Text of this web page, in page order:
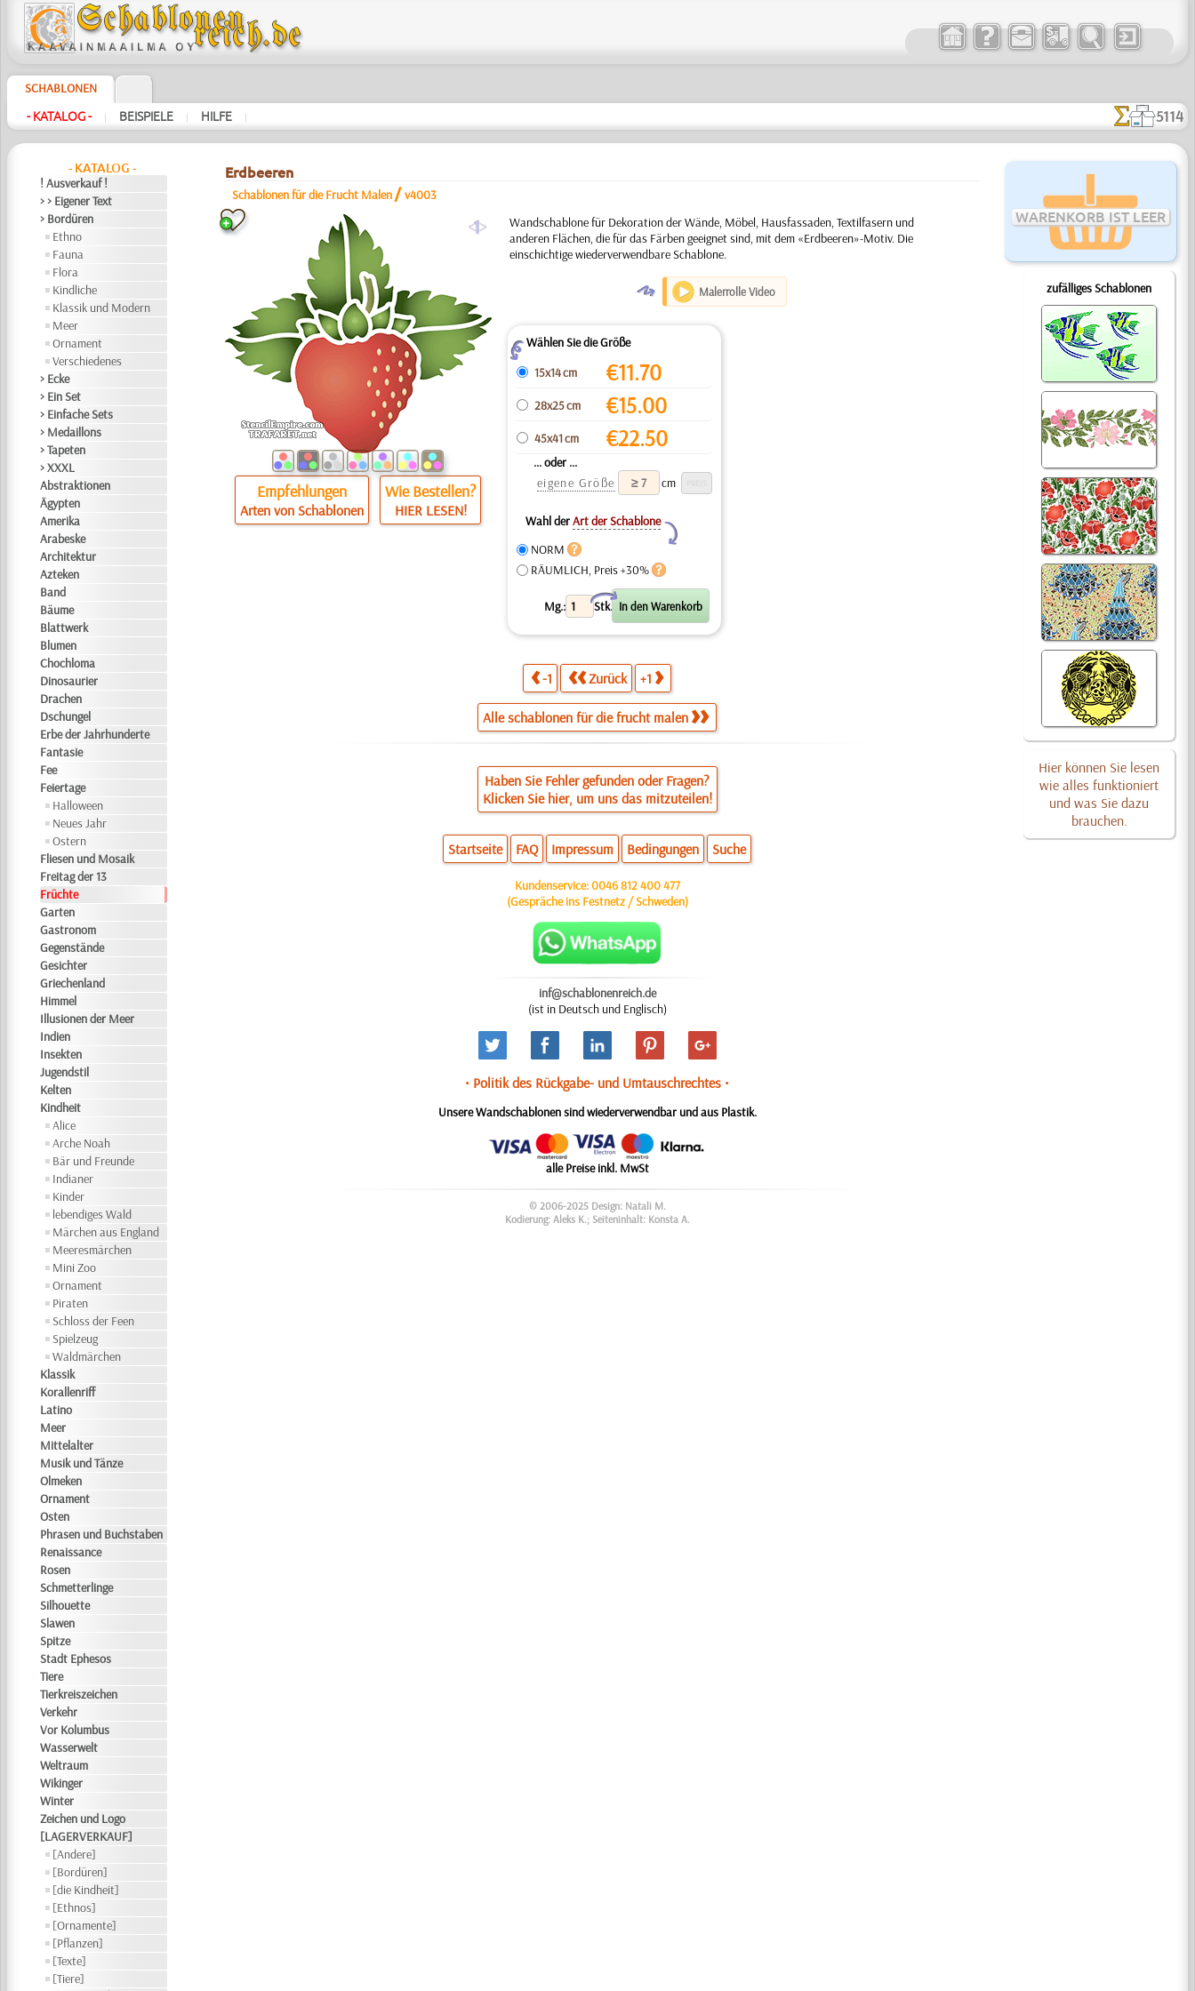
SCHABLONEN
- KATALOG - | BEISPIELE | HILFE | 5114
- KATALOG -
! Ausverkauf !
> > Eigener Text
> Bordüren
Ethno
Fauna
Flora
Kindliche
Klassik und Modern
Meer
Ornament
Verschiedenes
> Ecke
> Ein Set
> Einfache Sets
> Medaillons
> Tapeten
> XXXL
Abstraktionen
Ägypten
Amerika
Arabeske
Architektur
Azteken
Band
Bäume
Blattwerk
Blumen
Chochloma
Dinosaurier
Drachen
Dschungel
Erbe der Jahrhunderte
Fantasie
Fee
Feiertage
Halloween
Neues Jahr
Ostern
Fliesen und Mosaik
Freitag der 13
Früchte
Garten
Gastronom
Gegenstände
Gesichter
Griechenland
Himmel
Illusionen der Meer
Indien
Insekten
Jugendstil
Kelten
Kindheit
Alice
Arche Noah
Bär und Freunde
Indianer
Kinder
lebendiges Wald
Märchen aus England
Meeresmärchen
Mini Zoo
Ornament
Piraten
Schloss der Feen
Spielzeug
Waldmärchen
Klassik
Korallenriff
Latino
Meer
Mittelalter
Musik und Tänze
Olmeken
Ornament
Osten
Phrasen und Buchstaben
Renaissance
Rosen
Schmetterlinge
Silhouette
Slawen
Spitze
Stadt Ephesos
Tiere
Tierkreiszeichen
Verkehr
Vor Kolumbus
Wasserwelt
Weltraum
Wikinger
Winter
Zeichen und Logo
[LAGERVERKAUF]
[Andere]
[Bordüren]
[die Kindheit]
[Ethnos]
[Ornamente]
[Pflanzen]
[Texte]
[Tiere]
WARENKORB IST LEER
zufälliges Schablonen
Hier können Sie lesen
wie alles funktioniert
und was Sie dazu
brauchen.
Erdbeeren
Schablonen für die Frucht Malen /v4003
a
Empfehlungen
Arten von Schablonen
Wie Bestellen?
HIER LESEN!
Wandschablone für Dekoration der Wände, Möbel, Hausfassaden, Textilfasern und
anderen Flächen, die für das Färben geeignet sind, mit dem «Erdbeeren»-Motiv. Die
einschichtige wiederverwendbare Schablone.
O Malerrolle Video
ZWählen Sie die Größe
15x14 cm
€11.70
28x25 cm €15.00
45x41 cm €22.50
... oder ...
eigene Größe
cm
Wahl derArt der Schablone
Y
NORM
RÄUMLICH, Preis +30%
Mg.: Stk.
X
-1 Zurück +1
Alle schablonen für die frucht malen
Haben Sie Fehler gefunden oder Fragen?
Klicken Sie hier, um uns das mitzuteilen!
Startseite FAQ Impressum Bedingungen Suche
Kundenservice:0046 812 400 477
(Gespräche ins Festnetz / Schweden)
inf@schablonenreich.de
(ist in Deutsch und Englisch)
• Politik des Rückgabe- und Umtauschrechtes •
Unsere Wandschablonen sind wiederverwendbar und aus Plastik.
alle Preise inkl. MwSt
© 2006-2025 Design: Natali M.
Kodierung: Aleks K.; Seiteninhalt: Konsta A.